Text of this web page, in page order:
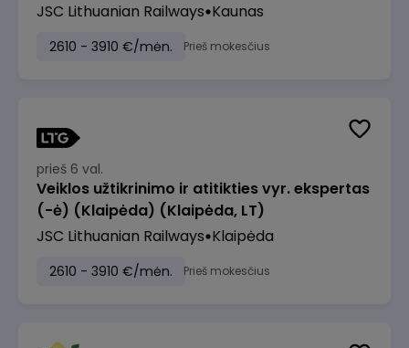
JSC Lithuanian Railways Kaunas
2610 - 3910 €/mėn. Prieš mokesčius
prieš 6 val.
Veiklos užtikrinimo ir atitikties vyr. ekspertas
(-ė) (Klaipėda) (Klaipėda, LT)
JSC Lithuanian Railways Klaipėda
2610 - 3910 €/mėn. Prieš mokesčius